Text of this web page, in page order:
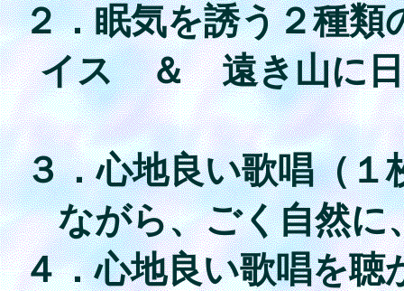
２．眠気を誘う２種類
イス ＆ 遠き山に日
３．心地良い歌唱（１
ながら、ごく自然に
４．心地良い歌唱を聴